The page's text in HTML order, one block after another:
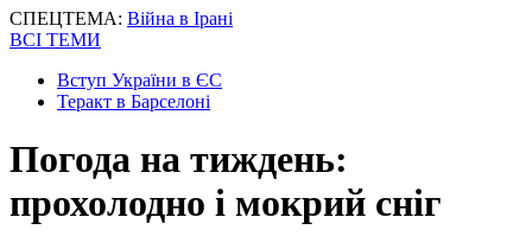
СПЕЦТЕМА: Війна в Ірані
ВСІ ТЕМИ
Вступ України в ЄС
Теракт в Барселоні
Погода на тиждень:
прохолодно і мокрий сніг